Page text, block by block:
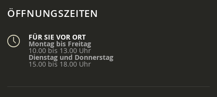
ÖFFNUNGSZEITEN
FÜR SIE VOR ORT
Montag bis Freitag
10.00 bis 13.00 Uhr
Dienstag und Donnerstag
15.00 bis 18.00 Uhr